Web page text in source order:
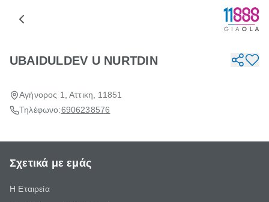
UBAIDULDEV U NURTDIN
Αγήνορος 1, Αττικη, 11851
Τηλέφωνο:6906238576
Σχετικά με εμάς
Η Εταιρεία